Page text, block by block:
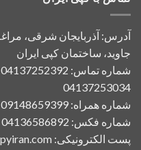
آدرس: آذربایجان شرقی،
جاوید، ساختمان کپی ایران
04137253034
شماره همراه: 09148659399
شماره فکس: 04136586892
پست الکترونیکی: Info[a]copyiran.com